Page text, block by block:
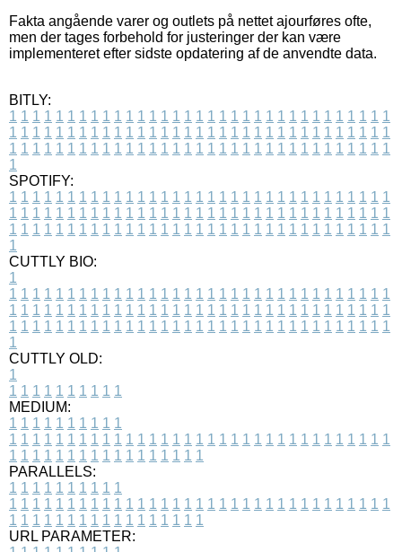
Fakta angående varer og outlets på nettet ajourføres ofte,
men der tages forbehold for justeringer der kan være
implementeret efter sidste opdatering af de anvendte data.
BITLY:
1 1 1 1 1 1 1 1 1 1 1 1 1 1 1 1 1 1 1 1 1 1 1 1 1 1 1 1 1 1 1 1 1
1 1 1 1 1 1 1 1 1 1 1 1 1 1 1 1 1 1 1 1 1 1 1 1 1 1 1 1 1 1 1 1 1
1 1 1 1 1 1 1 1 1 1 1 1 1 1 1 1 1 1 1 1 1 1 1 1 1 1 1 1 1 1 1 1 1
1
SPOTIFY:
1 1 1 1 1 1 1 1 1 1 1 1 1 1 1 1 1 1 1 1 1 1 1 1 1 1 1 1 1 1 1 1 1
1 1 1 1 1 1 1 1 1 1 1 1 1 1 1 1 1 1 1 1 1 1 1 1 1 1 1 1 1 1 1 1 1
1 1 1 1 1 1 1 1 1 1 1 1 1 1 1 1 1 1 1 1 1 1 1 1 1 1 1 1 1 1 1 1 1
1
CUTTLY BIO:
1
1 1 1 1 1 1 1 1 1 1 1 1 1 1 1 1 1 1 1 1 1 1 1 1 1 1 1 1 1 1 1 1 1
1 1 1 1 1 1 1 1 1 1 1 1 1 1 1 1 1 1 1 1 1 1 1 1 1 1 1 1 1 1 1 1 1
1 1 1 1 1 1 1 1 1 1 1 1 1 1 1 1 1 1 1 1 1 1 1 1 1 1 1 1 1 1 1 1 1
1
CUTTLY OLD:
1
1 1 1 1 1 1 1 1 1 1
MEDIUM:
1 1 1 1 1 1 1 1 1 1
1 1 1 1 1 1 1 1 1 1 1 1 1 1 1 1 1 1 1 1 1 1 1 1 1 1 1 1 1 1 1 1 1
1 1 1 1 1 1 1 1 1 1 1 1 1 1 1 1 1
PARALLELS:
1 1 1 1 1 1 1 1 1 1
1 1 1 1 1 1 1 1 1 1 1 1 1 1 1 1 1 1 1 1 1 1 1 1 1 1 1 1 1 1 1 1 1
1 1 1 1 1 1 1 1 1 1 1 1 1 1 1 1 1
URL PARAMETER: